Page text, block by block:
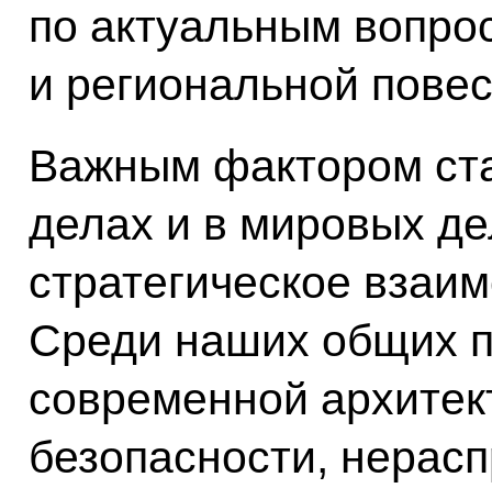
по актуальным
и региональной
Важным фактором
делах и в мировых
стратегическое
Среди наших общих
современной
безопасности,